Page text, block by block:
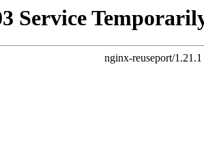
Service
nginx-reuseport/1.21.1